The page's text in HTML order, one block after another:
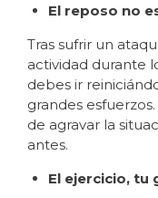
El reposo no
Tras sufrir un
actividad durante
debes ir
grandes
de agravar la
antes.
El ejercicio, tu